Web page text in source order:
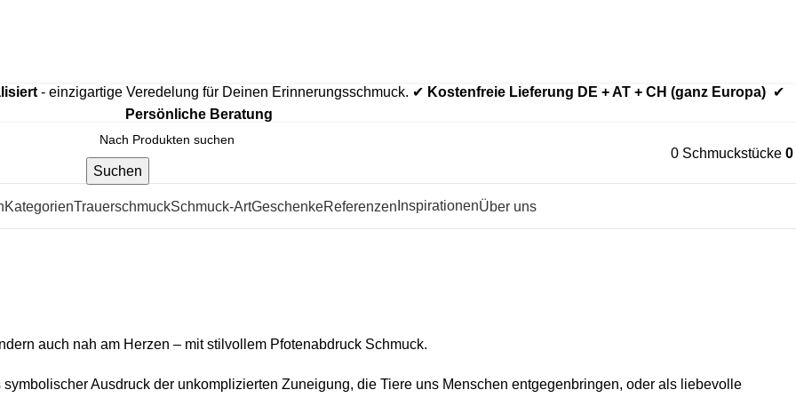
- einzigartige Veredelung für Deinen Erinnerungsschmuck. ✔ Kostenfreie Lieferung DE + AT + CH (ganz Europa) ✔
Persönliche Beratung
Suchen
0 Schmuckstücke 0
KategorienTrauerschmuckSchmuck-ArtGeschenkeReferenzen InspirationenÜber uns
auch nah am Herzen – mit stilvollem Pfotenabdruck Schmuck.
symbolischer Ausdruck der unkomplizierten Zuneigung, die Tiere uns Menschen entgegenbringen, oder als liebevolle